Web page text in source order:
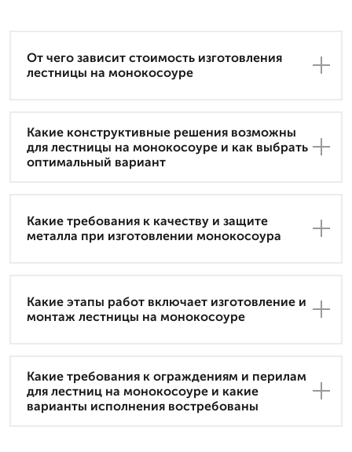
От чего зависит стоимость изготовления
лестницы на монокосоуре
Какие конструктивные решения возможны
для лестницы на монокосоуре и как выбрать
оптимальный вариант
Какие требования к качеству и защите
металла при изготовлении монокосоура
Какие этапы работ включает изготовление и
монтаж лестницы на монокосоуре
Какие требования к ограждениям и перилам
для лестниц на монокосоуре и какие
варианты исполнения востребованы